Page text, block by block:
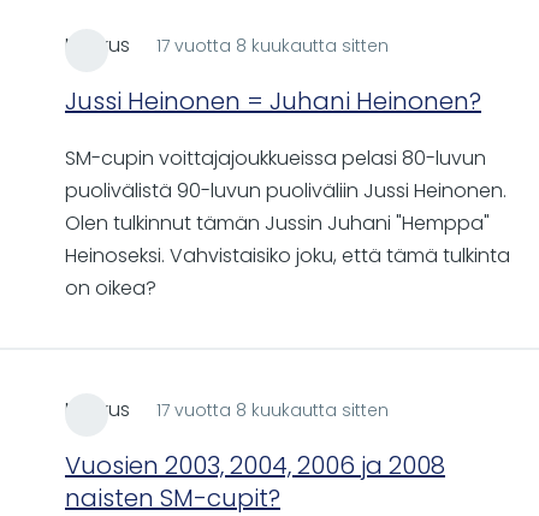
Markus 17 vuotta 8 kuukautta sitten
Jussi Heinonen = Juhani Heinonen?
SM-cupin voittajajoukkueissa pelasi 80-luvun
puolivälistä 90-luvun puoliväliin Jussi Heinonen.
Olen tulkinnut tämän Jussin Juhani "Hemppa"
Heinoseksi. Vahvistaisiko joku, että tämä tulkinta
on oikea?
Markus 17 vuotta 8 kuukautta sitten
Vuosien 2003, 2004, 2006 ja 2008
naisten SM-cupit?